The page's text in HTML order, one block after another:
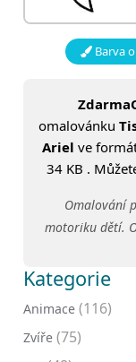
Barva
omalovánku
Ariel ve
34 KB .
Omalování
motoriku dětí.
Kategorie
Animace (116)
Zvíře (75)